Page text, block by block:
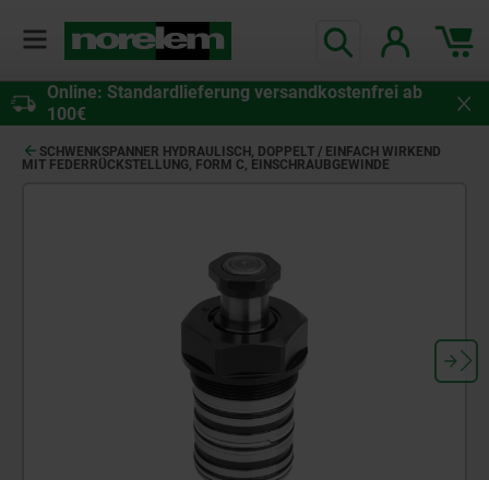
Online: Standardlieferung versandkostenfrei ab
100€
SCHWENKSPANNER HYDRAULISCH, DOPPELT / EINFACH WIRKEND
MIT FEDERRÜCKSTELLUNG, FORM C, EINSCHRAUBGEWINDE